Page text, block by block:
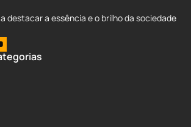
destacar a essência e o brilho da sociedade